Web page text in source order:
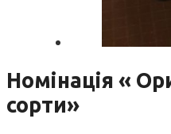
Номінація «
сорти»